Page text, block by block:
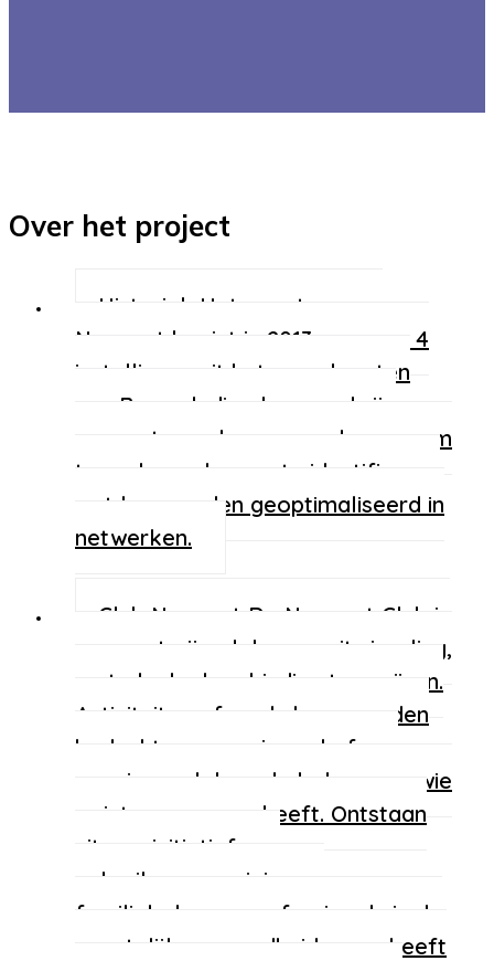
Over het project
Historiek Het avontuur van
Norwest begint in 2013 wanneer 4
instellingen uit het noordwesten
van Brussel, die al gewend zijn
samen te werken, samenkomen om
te onderzoeken en te identificeren
wat kan worden geoptimaliseerd in
netwerken.
Club Norwest De Norwest Club is
een gastvrije plek voor uitwisseling,
met als doel verbinding te creëren.
Activiteiten of workshops worden
bedacht, georganiseerd of co-
geanimeerd door de leden voor wie
er interesse voor heeft. Ontstaan
uit een initiatief van
gebruikersverenigingen,
familieleden en professionals in de
geestelijke gezondheidszorg, heeft